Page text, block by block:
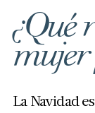
¿Qué
mujer
La Navidad